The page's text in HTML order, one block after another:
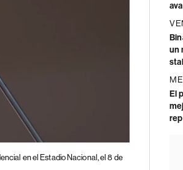
en el Estadio Nacional, el 8 de
un
El